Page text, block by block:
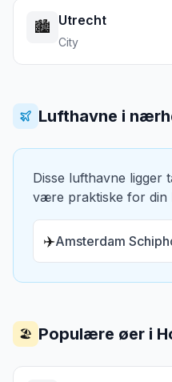
🏙️ Utrecht
City
Lufthavne i
Disse lufthavne ligger
være praktiske for din
✈️Amsterdam
🏖️ Populære øer i